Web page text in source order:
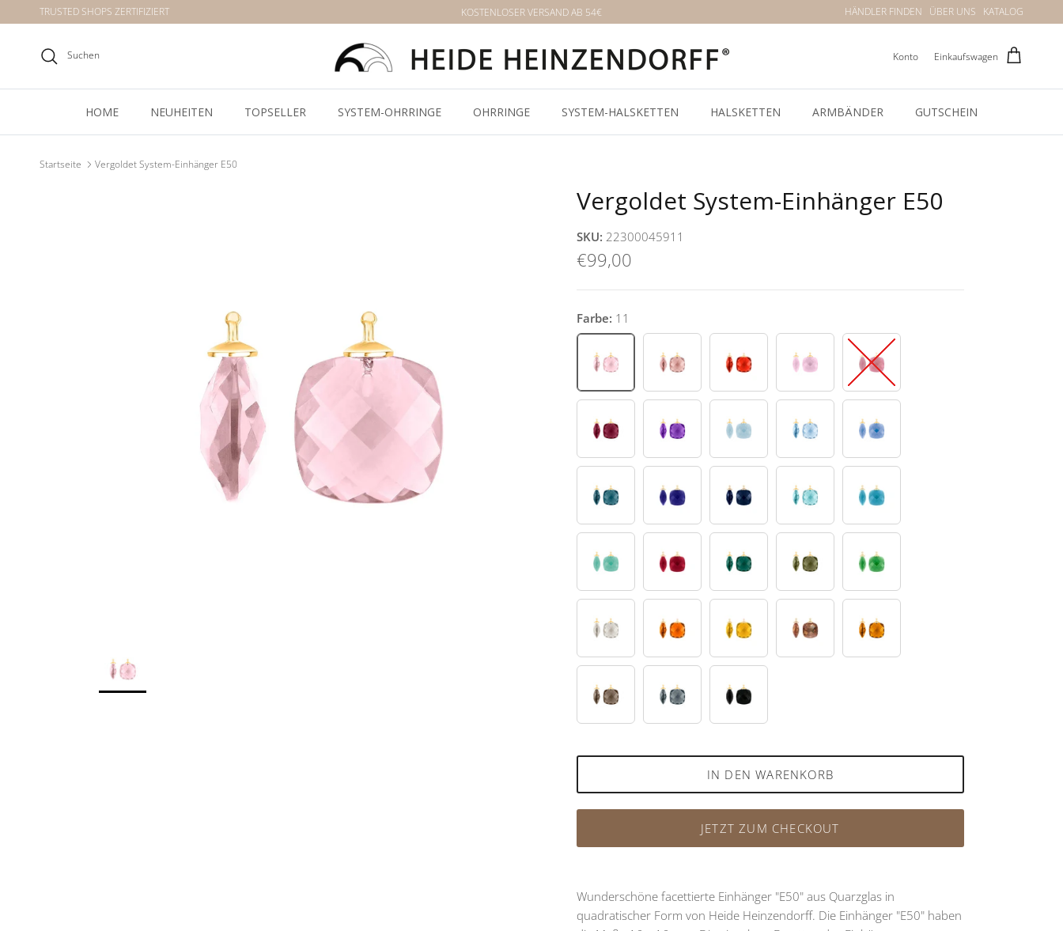
Direkt zum Inhalt
TRUSTED SHOPS ZERTIFIZIERT KOSTENLOSER VERSAND AB 54€ HÄNDLER FINDEN ÜBER UNS KATALOG
Suchen Konto Einkaufswagen
HOME NEUHEITEN TOPSELLER SYSTEM-OHRRINGE OHRRINGE SYSTEM-HALSKETTEN HALSKETTEN ARMBÄNDER GUTSCHEIN
Startseite Vergoldet System-Einhänger E50
Vergoldet System-Einhänger E50
SKU: 22300045911
€99,00
Farbe: 11
11 12 20 25 28
30 32 35 36 39
42 45 46 47 48
49 50 53 61 65
66 68 70 71 76
86 91 95
IN DEN WARENKORB
JETZT ZUM CHECKOUT
Wunderschöne facettierte Einhänger "E50" aus Quarzglas in
quadratischer Form von Heide Heinzendorff. Die Einhänger "E50" haben